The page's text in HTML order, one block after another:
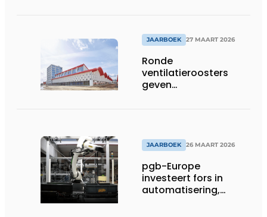
JAARBOEK 27 MAART 2026
Ronde
ventilatieroosters
geven
JAARBOEK 26 MAART 2026
pgb-Europe
investeert fors in
automatisering,